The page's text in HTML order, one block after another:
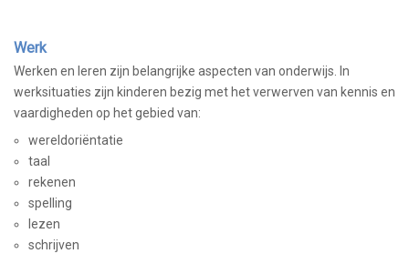
Werk
Werken en leren zijn belangrijke aspecten van onderwijs. In
werksituaties zijn kinderen bezig met het verwerven van kennis en
vaardigheden op het gebied van:
wereldoriëntatie
taal
rekenen
spelling
lezen
schrijven